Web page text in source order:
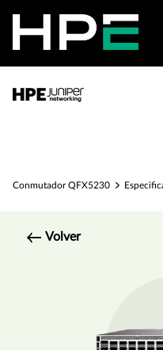
Conmutador QFX5230
Volver